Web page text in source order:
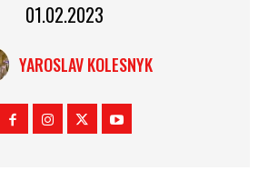
01.02.2023
YAROSLAV KOLESNYK